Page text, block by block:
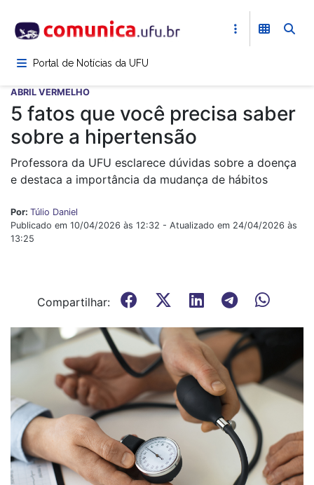
para
conteúdoPortal de Notícias da UFU
ABRIL VERMELHO
5 fatos que você precisa saber
sobre a hipertensão
Professora da UFU esclarece dúvidas sobre a doença
e destaca a importância da mudança de hábitos
Por: Túlio Daniel
Publicado em 10/04/2026 às 12:32 - Atualizado em 24/04/2026 às
13:25
Compartilhar: